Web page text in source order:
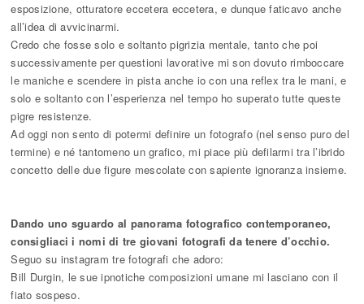
esposizione, otturatore eccetera eccetera, e dunque faticavo anche
all’idea di avvicinarmi.
Credo che fosse solo e soltanto pigrizia mentale, tanto che poi
successivamente per questioni lavorative mi son dovuto rimboccare
le maniche e scendere in pista anche io con una reflex tra le mani, e
solo e soltanto con l’esperienza nel tempo ho superato tutte queste
pigre resistenze.
Ad oggi non sento di potermi definire un fotografo (nel senso puro del
termine) e né tantomeno un grafico, mi piace più defilarmi tra l’ibrido
concetto delle due figure mescolate con sapiente ignoranza insieme.
Dando uno sguardo al panorama fotografico contemporaneo,
consigliaci i nomi di tre giovani fotografi da tenere d’occhio.
Seguo su instagram tre fotografi che adoro:
Bill Durgin, le sue ipnotiche composizioni umane mi lasciano con il
fiato sospeso.